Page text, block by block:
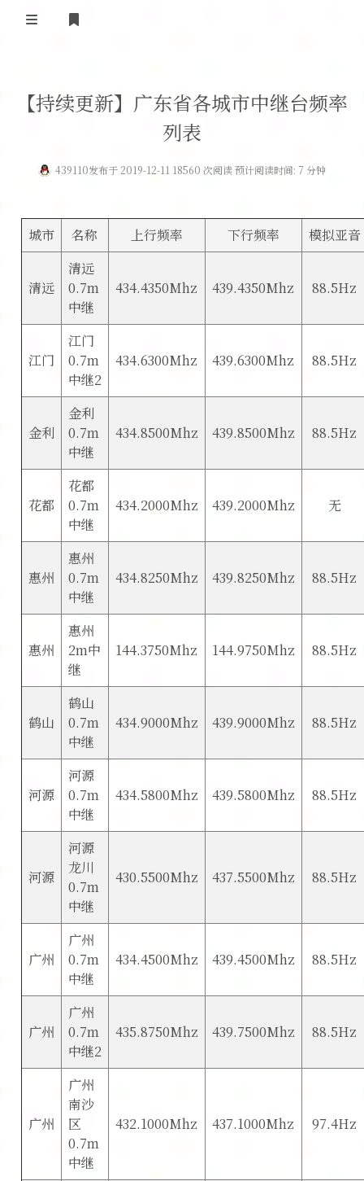
黄河事务
黄河使命
黄河新闻
活动竞赛
行业新闻
BA4II
图文教程
视频资料
HAM技巧
软件
器材专区
车载类别
摩托车
编号申请
黄河直播
编号查询
【持续更新】广东省各城市中继台频率
列表
439110发布于 2019-12-11 18560 次阅读 预计阅读时间: 7 分钟
城市 名称 上行频率 下行频率 模拟亚音
清远
清远
0.7m
中继
434.4350Mhz 439.4350Mhz 88.5Hz
江门
江门
0.7m
中继2
434.6300Mhz 439.6300Mhz 88.5Hz
金利
金利
0.7m
中继
434.8500Mhz 439.8500Mhz 88.5Hz
花都
花都
0.7m
中继
434.2000Mhz 439.2000Mhz 无
惠州
惠州
0.7m
中继
434.8250Mhz 439.8250Mhz 88.5Hz
惠州
惠州
2m中
继
144.3750Mhz 144.9750Mhz 88.5Hz
鹤山
鹤山
0.7m
中继
434.9000Mhz 439.9000Mhz 88.5Hz
河源
河源
0.7m
中继
434.5800Mhz 439.5800Mhz 88.5Hz
河源
河源
龙川
0.7m
中继
430.5500Mhz 437.5500Mhz 88.5Hz
广州
广州
0.7m
中继
434.4500Mhz 439.4500Mhz 88.5Hz
广州
广州
0.7m
中继2
435.8750Mhz 439.7500Mhz 88.5Hz
广州
广州
南沙
区
0.7m
中继
432.1000Mhz 437.1000Mhz 97.4Hz